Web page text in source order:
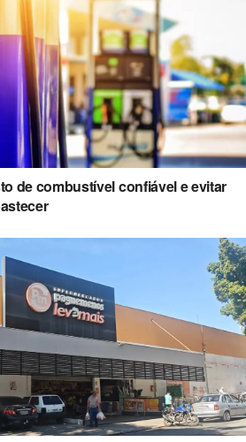
de combustível confiável e evitar